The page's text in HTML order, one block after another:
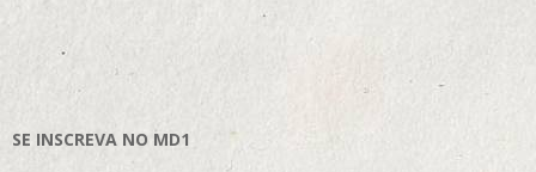
SE INSCREVA NO MD1